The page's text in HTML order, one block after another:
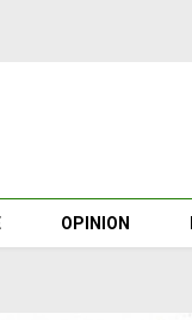
OPINION